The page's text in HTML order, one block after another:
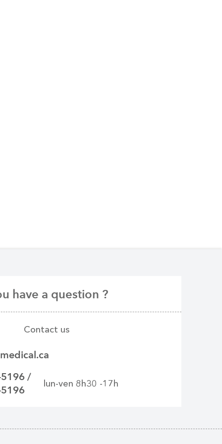
have a question ?
Contact us
/
lun-ven 8h30 -17h